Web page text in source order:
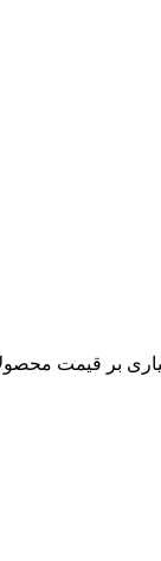
بر قیمت